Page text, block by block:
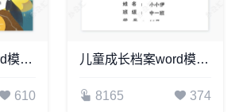
儿童成长档案word模板成长档案学生word成长手册(6)
610
儿童成长档案word模板成长档案学生word成长手册(9)
8165 374